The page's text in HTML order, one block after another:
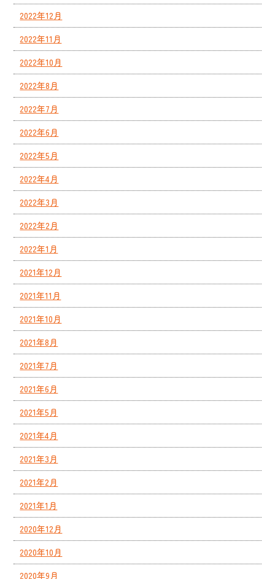
2022年12月
2022年11月
2022年10月
2022年8月
2022年7月
2022年6月
2022年5月
2022年4月
2022年3月
2022年2月
2022年1月
2021年12月
2021年11月
2021年10月
2021年8月
2021年7月
2021年6月
2021年5月
2021年4月
2021年3月
2021年2月
2021年1月
2020年12月
2020年10月
2020年9月